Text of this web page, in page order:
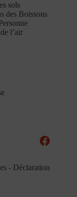
sols
des Boissons
l’air
- Déclaration